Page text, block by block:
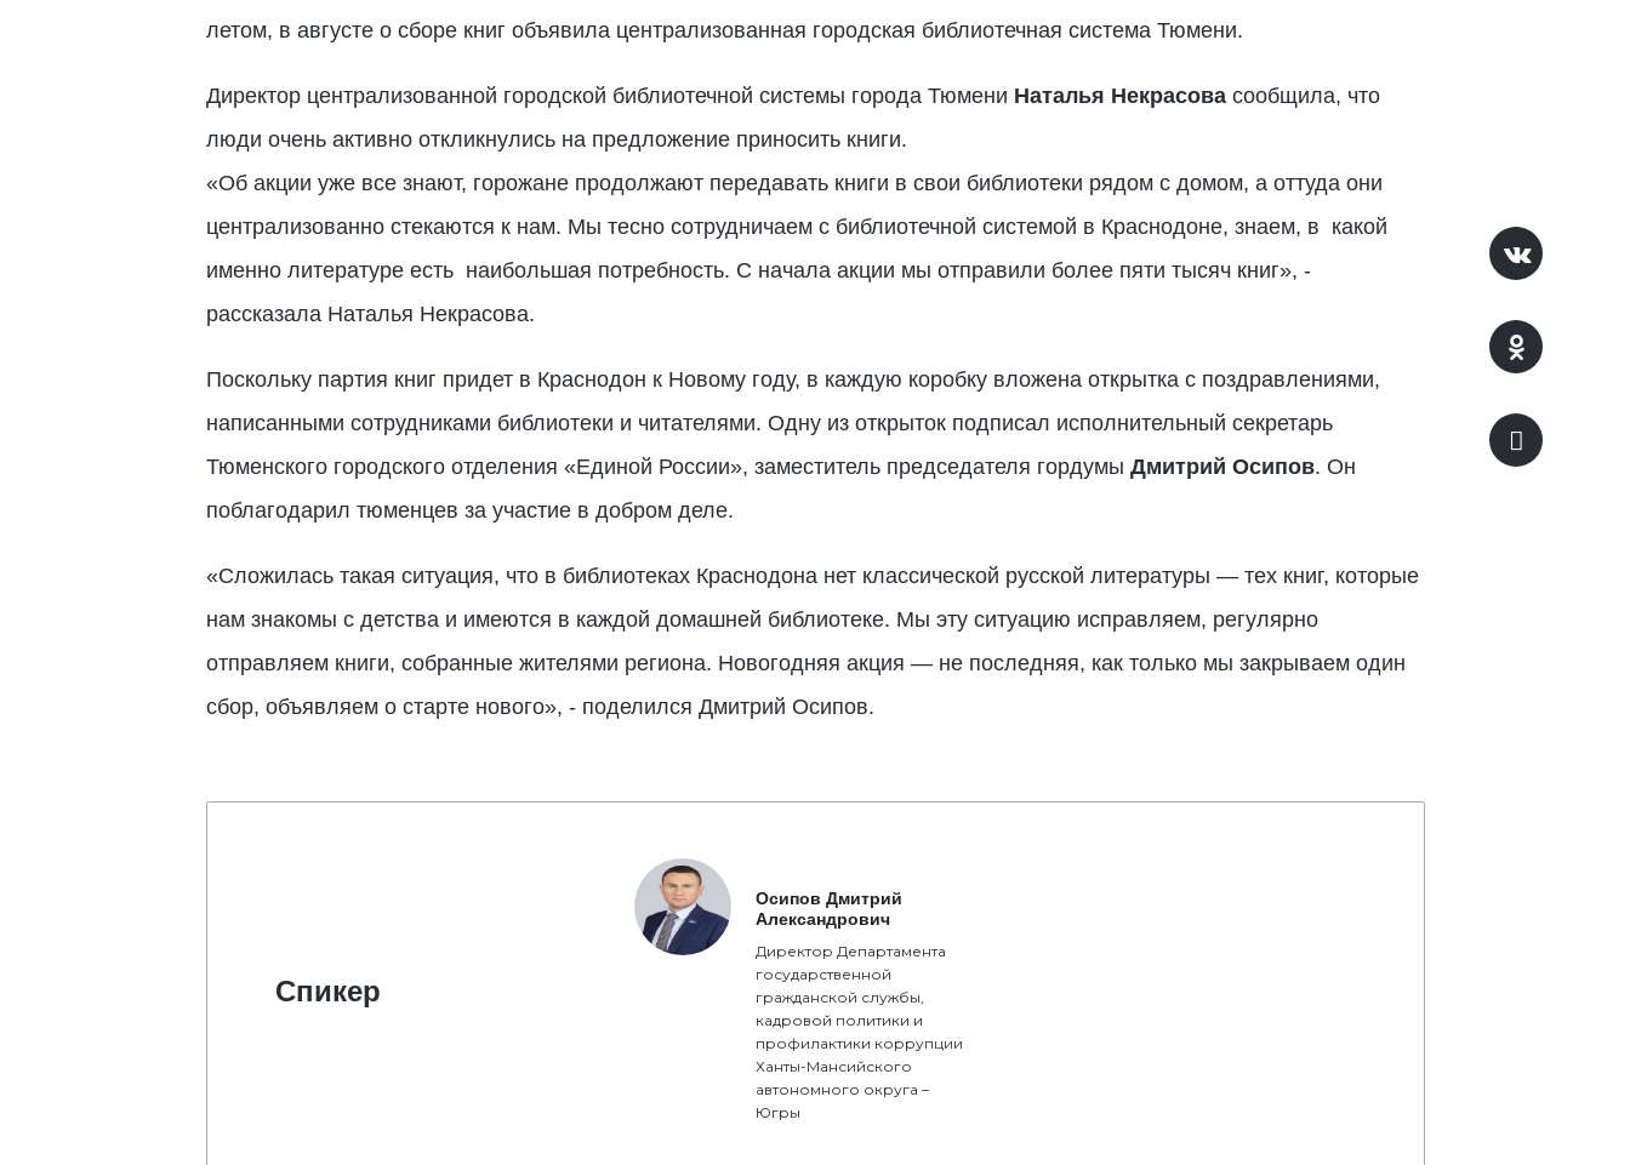
летом, в августе о сборе книг объявила централизованная городская библиотечная система Тюмени.
Директор централизованной городской библиотечной системы города Тюмени Наталья Некрасовасообщила, что
люди очень активно откликнулись на предложение приносить книги.
«Об акции уже все знают, горожане продолжают передавать книги в свои библиотеки рядом с домом, а оттуда они
централизованно стекаются к нам. Мы тесно сотрудничаем с библиотечной системой в Краснодоне, знаем, в какой
именно литературе есть наибольшая потребность. С начала акции мы отправили более пяти тысяч книг», -
рассказала Наталья Некрасова.
Поскольку партия книг придет в Краснодон к Новому году, в каждую коробку вложена открытка с поздравлениями,
написанными сотрудниками библиотеки и читателями. Одну из открыток подписал исполнительный секретарь
Тюменского городского отделения «Единой России», заместитель председателя гордумы Дмитрий Осипов. Он
поблагодарил тюменцев за участие в добром деле.
«Сложилась такая ситуация, что в библиотеках Краснодона нет классической русской литературы — тех книг, которые
нам знакомы с детства и имеются в каждой домашней библиотеке. Мы эту ситуацию исправляем, регулярно
отправляем книги, собранные жителями региона. Новогодняя акция — не последняя, как только мы закрываем один
сбор, объявляем о старте нового», - поделился Дмитрий Осипов.
Спикер
Осипов Дмитрий
Александрович
Директор Департамента
государственной
гражданской службы,
кадровой политики и
профилактики коррупции
Ханты-Мансийского
автономного округа –
Югры